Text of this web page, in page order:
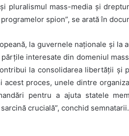
pluralismul mass-media și
spion”, se arată în
la guvernele naționale și
interesate din domeniul
la consolidarea libertății și
acest proces, unele dintre
pentru a ajuta statele
crucială”, conchid semnatarii.